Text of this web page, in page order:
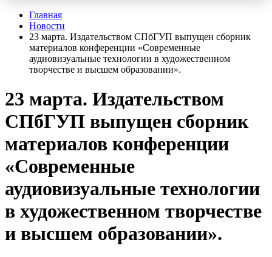
Главная
Новости
23 марта. Издательством СПбГУП выпущен сборник
материалов конференции «Современные
аудиовизуальные технологии в художественном
творчестве и высшем образовании».
23 марта. Издательством
СПбГУП выпущен сборник
материалов конференции
«Современные
аудиовизуальные технологии
в художественном творчестве
и высшем образовании».